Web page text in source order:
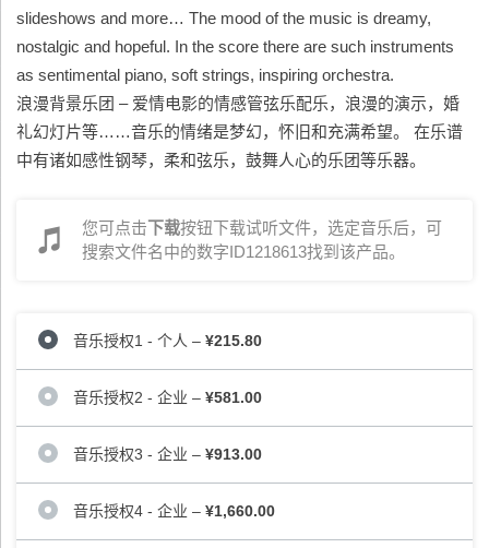
slideshows and more… The mood of the music is dreamy,
nostalgic and hopeful. In the score there are such instruments
as sentimental piano, soft strings, inspiring orchestra.
浪漫背景乐团 – 爱情电影的情感管弦乐配乐，浪漫的演示，婚
礼幻灯片等……音乐的情绪是梦幻，怀旧和充满希望。 在乐谱
中有诸如感性钢琴，柔和弦乐，鼓舞人心的乐团等乐器。
您可点击下载按钮下载试听文件，选定音乐后，可
搜索文件名中的数字ID1218613找到该产品。
音乐授权1 - 个人 – ¥215.80
音乐授权2 - 企业 – ¥581.00
音乐授权3 - 企业 – ¥913.00
音乐授权4 - 企业 – ¥1,660.00